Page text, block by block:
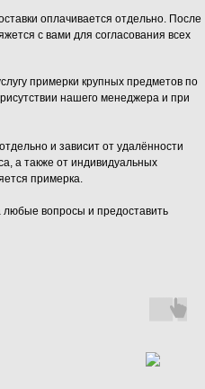
оплачивается отдельно. После
с вами для согласования всех
примерки крупных предметов по
нашего менеджера и при
и зависит от удалённости
а также от индивидуальных
примерка.
любые вопросы и предоставить